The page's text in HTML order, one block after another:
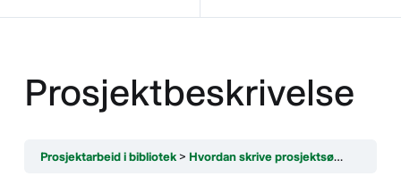
Prosjektbeskrivelse
Prosjektarbeid i bibliotek Hvordan skrive prosjektsøknaden